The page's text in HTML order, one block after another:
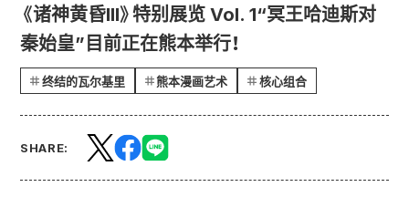
《诸神黄昏III》特别展览 Vol. 1“冥王哈迪斯对
秦始皇”目前正在熊本举行！
终结的瓦尔基里 熊本漫画艺术 核心组合
SHARE: